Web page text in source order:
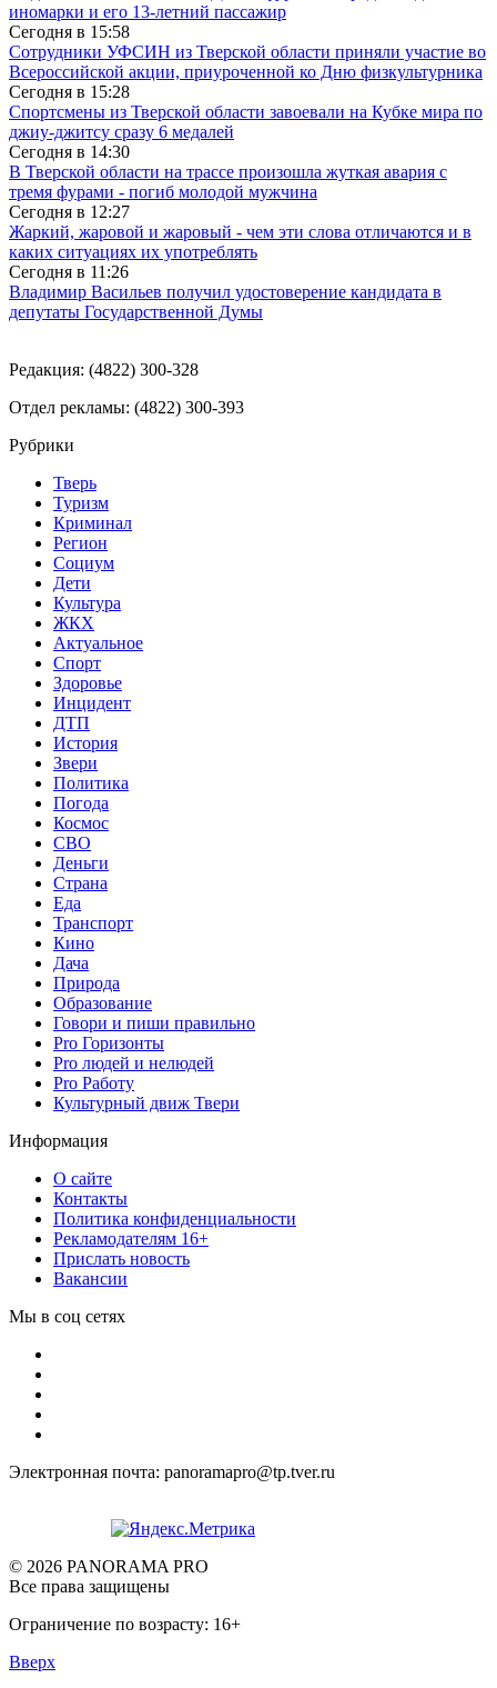
иномарки и его 13-летний пассажир
Сегодня в 15:58
Сотрудники УФСИН из Тверской области приняли участие во
Всероссийской акции, приуроченной ко Дню физкультурника
Сегодня в 15:28
Спортсмены из Тверской области завоевали на Кубке мира по
джиу-джитсу сразу 6 медалей
Сегодня в 14:30
В Тверской области на трассе произошла жуткая авария с
тремя фурами - погиб молодой мужчина
Сегодня в 12:27
Жаркий, жаровой и жаровый - чем эти слова отличаются и в
каких ситуациях их употреблять
Сегодня в 11:26
Владимир Васильев получил удостоверение кандидата в
депутаты Государственной Думы
Редакция: (4822) 300-328
Отдел рекламы: (4822) 300-393
Рубрики
Тверь
Туризм
Криминал
Регион
Социум
Дети
Культура
ЖКХ
Актуальное
Спорт
Здоровье
Инцидент
ДТП
История
Звери
Политика
Погода
Космос
СВО
Деньги
Страна
Еда
Транспорт
Кино
Дача
Природа
Образование
Говори и пиши правильно
Pro Горизонты
Pro людей и нелюдей
Pro Работу
Культурный движ Твери
Информация
О сайте
Контакты
Политика конфиденциальности
Рекламодателям 16+
Прислать новость
Вакансии
Мы в соц сетях
Электронная почта: panoramapro@tp.tver.ru
© 2026 PANORAMA PRO
Все права защищены
Ограничение по возрасту: 16+
Вверх